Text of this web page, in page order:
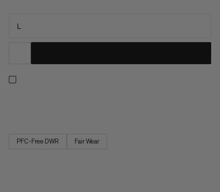
L
PFC-Free DWR Fair Wear